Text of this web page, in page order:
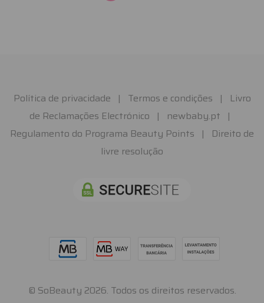
Política de privacidade | Termos e condições | Livro
de Reclamações Electrónico | newbaby.pt |
Regulamento do Programa Beauty Points | Direito de
livre resolução
© SoBeauty 2026. Todos os direitos reservados.